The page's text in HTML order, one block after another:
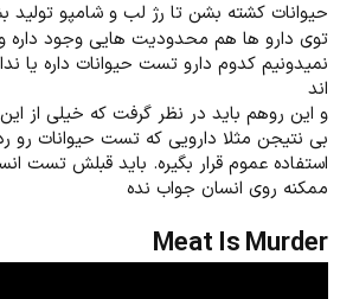
حیوانات کشته بشن تا رژ لب و شامپو تولید
توی دارو ها هم محدودیت هایی وجود داره
نمیدونیم کدوم دارو تست حیوانات داره یا
اند
و این روهم باید در نظر گرفت که خیلی از
بی نتیجن مثلا دارویی که تست حیوانات رو
استفاده عموم قرار بگیره. باید قبلش تست
ممکنه روی انسان جواب نده
Meat Is Murder